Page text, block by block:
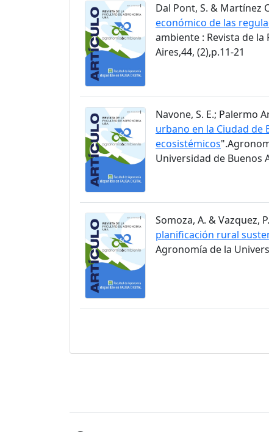
Dal Pont, S. & Martínez
económico de las
ambiente : Revista de
Aires,44, (2),p.11-21
Navone, S. E.; Palermo
urbano en la Ciudad de
ecosistémicos
Universidad de Buenos
Somoza, A. & Vazquez,
planificación rural
Agronomía de la